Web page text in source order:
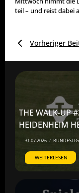
teil – und reist dabei
Vorheriger
THE WALK-UP
HEIDENHEIM
31.07.2026 /
WEITERLESEN